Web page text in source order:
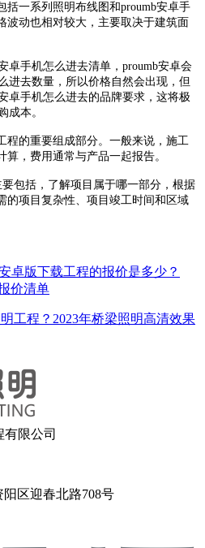
包括一系列照明布线图和proumb安卓手
动也相对较大，主要取决于建筑面
安卓手机怎么进去清单，proumb安卓会
数量，所以价格自然会出现，但
手机怎么进去的品牌要求，这将极
本。
工程的重要组成部分。一般来说，施工
，费用通常与产品一起报告。
括，了解项目属于哪一部分，根据
的项目复杂性、项目竣工时间和区域
卓版下载工程的报价是多少？
价清单
程？2023年桥梁照明高清效果
有限公司
阳区迎春北路708号